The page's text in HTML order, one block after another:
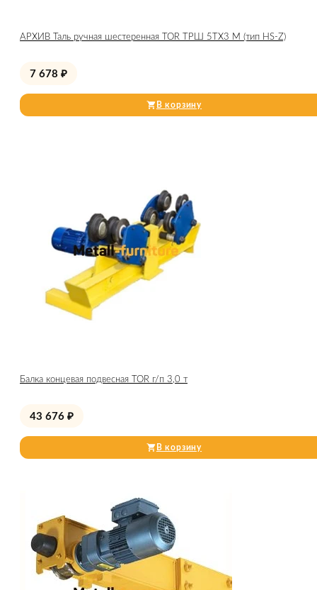
АРХИВ Таль ручная шестеренная TOR ТРШ 5ТХ3 М (тип HS-Z)
7 678 ₽
В корзину
Балка концевая подвесная TOR г/п 3,0 т
43 676 ₽
В корзину